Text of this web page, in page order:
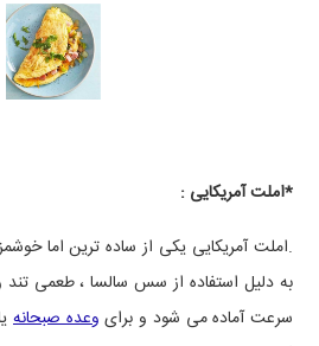
*املت آمریکایی :
.املت آمریکایی یکی از ساده ‌ترین اما
به دلیل استفاده از سس سالسا ، طعمی تند
سرعت آماده می ‌شود و برای وعده صبحانه